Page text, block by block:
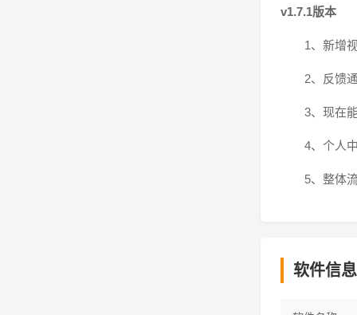
v1.7.1版本
1、新增
2、反馈
3、现在
4、个人
5、整体
软件信息